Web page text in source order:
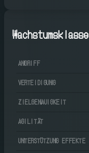
Wachstumsklasse
ANGRIFF
VERTEIDIGUNG
ZIELGENAUIGKEIT
AGILITÄT
UNTERSTÜTZUNG EFFEKTE